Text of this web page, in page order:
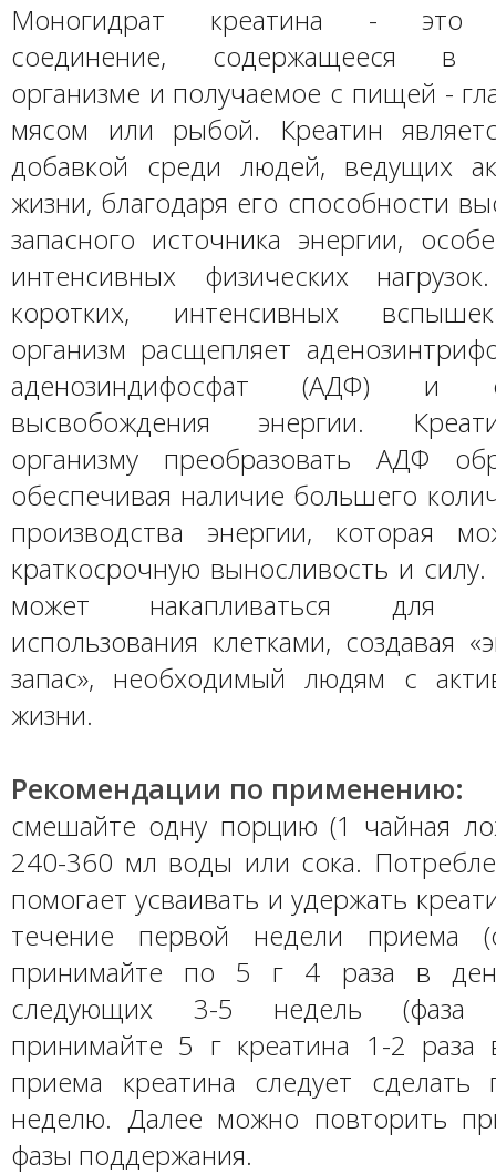
Моногидрат креатина - это
соединение, содержащееся в
организме и получаемое с пищей -
мясом или рыбой. Креатин
добавкой среди людей, ведущих
жизни, благодаря его способности
запасного источника энергии,
интенсивных физических
коротких, интенсивных
организм расщепляет
аденозиндифосфат (АДФ) и
высвобождения энергии.
организму преобразовать АДФ
обеспечивая наличие большего
производства энергии, которая
краткосрочную выносливость и
может накапливаться для
использования клетками, создавая
запас», необходимый людям с
жизни.
Рекомендации по применению:
смешайте одну порцию (1 чайная
240-360 мл воды или сока.
помогает усваивать и удержать
течение первой недели приема
принимайте по 5 г 4 раза в
следующих 3-5 недель (фаза
принимайте 5 г креатина 1-2 раза
приема креатина следует сделать
неделю. Далее можно повторить
фазы поддержания.